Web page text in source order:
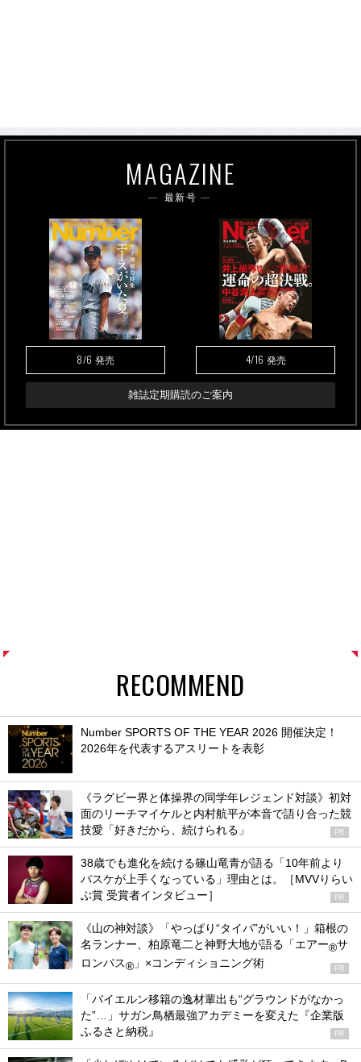
MAGAZINE
最新号
8/6 発売 4/16 発売
雑誌定期購読のご案内
RECOMMEND
Number SPORTS OF THE YEAR 2026 開催決定！
2026年を代表するアスリートを表彰
《ラグビー界と体操界の同学年レジェンド対談》初対
面のリーチマイケルと内村航平が本音で語り合った競
技愛「好きだから、続けられる」
PR
38歳でも進化を続ける篠山竜青が語る「10年前より
バスケが上手くなっている」理由とは。［MVVりらい
ぶ賞 受賞者インタビュー］
PR
《山の神対談》「やっぱり“タイパ”がいい！」箱根の
名ランナー、柏原竜二と神野大地が語る「エアー®サ
ロンパス® 」×コンディショニング術 PR
「バイエルン移籍の逸材輩出も“グラウンドがなかっ
た”…」サガン鳥栖最強アカデミーを変えた『企業版
ふるさと納税』
PR